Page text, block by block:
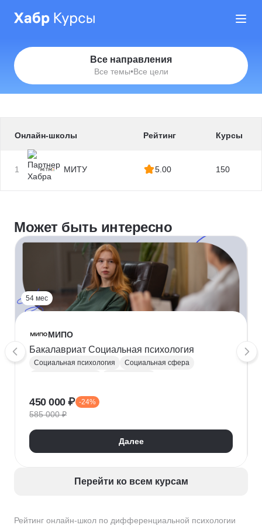
Все направления
Все темы•Все цели
Рейтинг онлайн-школ по дифференциальной психологии
Онлайн-школы Рейтинг Курсы
1 МИТУ 5.00 150
Может быть интересно
54 мес
МИПО
Бакалавриат Социальная психология
Социальная психология
Социальная сфера
Психология личности
Конфликтология
Специальная психология
450 000 ₽ -24%
585 000 ₽
Далее
Перейти ко всем курсам